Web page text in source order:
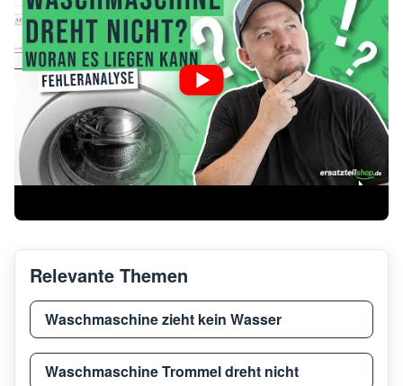
Neff
Neff
Neff
Neff
Neff
Relevante Themen
Waschmaschine zieht kein Wasser
Waschmaschine Trommel dreht nicht